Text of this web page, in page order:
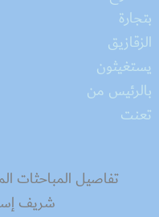
تفاصيل المباحثات
شريف